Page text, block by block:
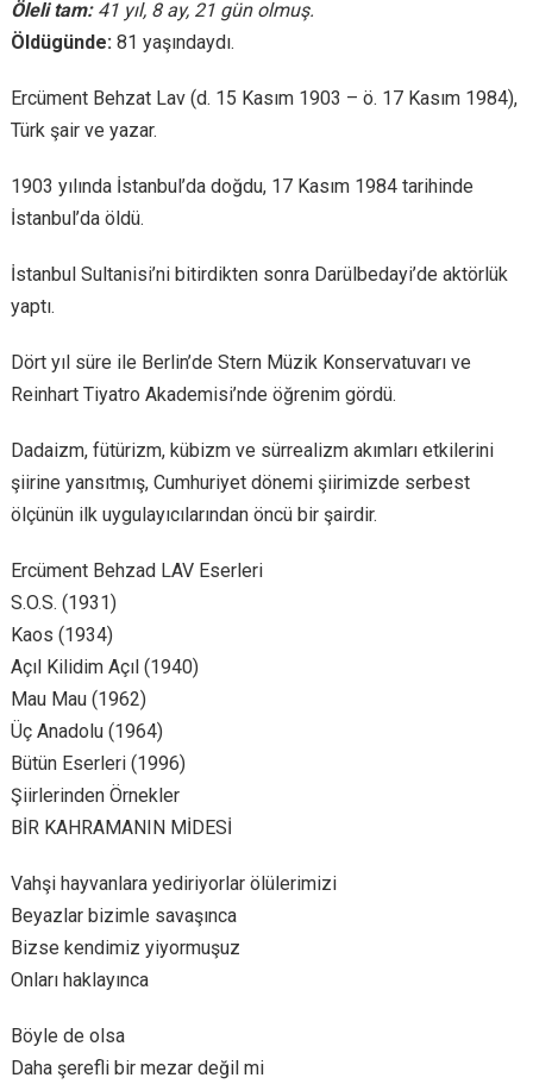
Öleli tam: 41 yıl, 8 ay, 21 gün olmuş.
Öldügünde: 81 yaşındaydı.
Ercüment Behzat Lav (d. 15 Kasım 1903 – ö. 17 Kasım 1984),
Türk şair ve yazar.
1903 yılında İstanbul’da doğdu, 17 Kasım 1984 tarihinde
İstanbul’da öldü.
İstanbul Sultanisi’ni bitirdikten sonra Darülbedayi’de aktörlük
yaptı.
Dört yıl süre ile Berlin’de Stern Müzik Konservatuvarı ve
Reinhart Tiyatro Akademisi’nde öğrenim gördü.
Dadaizm, fütürizm, kübizm ve sürrealizm akımları etkilerini
şiirine yansıtmış, Cumhuriyet dönemi şiirimizde serbest
ölçünün ilk uygulayıcılarından öncü bir şairdir.
Ercüment Behzad LAV Eserleri
S.O.S. (1931)
Kaos (1934)
Açıl Kilidim Açıl (1940)
Mau Mau (1962)
Üç Anadolu (1964)
Bütün Eserleri (1996)
Şiirlerinden Örnekler
BİR KAHRAMANIN MİDESİ
Vahşi hayvanlara yediriyorlar ölülerimizi
Beyazlar bizimle savaşınca
Bizse kendimiz yiyormuşuz
Onları haklayınca
Böyle de olsa
Daha şerefli bir mezar değil mi